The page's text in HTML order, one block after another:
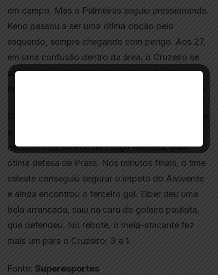
em campo. Mas o Palmeiras seguiu pressionando.
Keno passou a ser uma ótima opção pelo
esquerdo, sempre chegando com perigo. Aos 27,
em uma confusão dentro da área, o Cruzeiro se
safou por pouco. A bola pererecou, Dudu e Leo
brigaram por ela, que acabou nas mãos de Fábio.
O Cruzeiro também teve uma chance para ampliar
a partida. Sassá, que entrou na vaga de Sóbis,
escorou cruzamento de Diogo Barbosa, para
ótima defesa de Prass. Nos minutos finais, o time
celeste conseguiu segurar o ímpeto do Alviverde
e ainda encontrou o terceiro gol. Elber deu uma
bela arrancada, saiu na cara do goleiro paulista,
que defendeu. No rebote, o meia-atacante fez
mais um para o Cruzeiro: 3 a 1.
Fonte: Superesportes